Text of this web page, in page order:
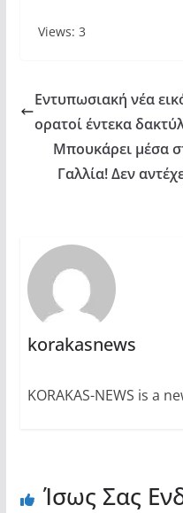
Views: 3
Εντυπωσιακή νέα
ορατοί έντεκα
Μπουκάρει μέσα
Γαλλία! Δεν
korakasnews
KORAKAS-NEWS is a
Ίσως Σας